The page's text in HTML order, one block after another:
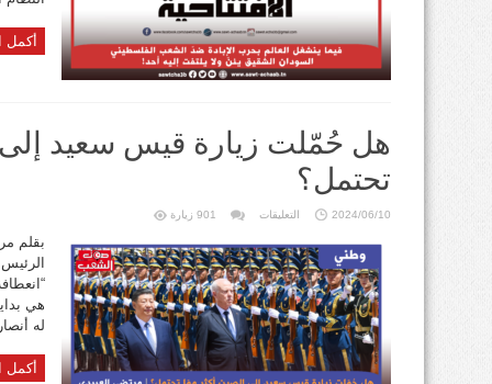
الشقيق
يئنّ
ولا
يلتفت
إليه
أحد!
مغلقة
أكمل
هل حُمّلت زيارة قيس سعيد إلى
تحتمل؟
2024/06/10 التعليقات على
زيارة
قيس
سعيد
إلى
الصين
أكثر
ممّا
تحتمل؟
مغلقة
901 زيارة
بقلم
هي
له
أكمل